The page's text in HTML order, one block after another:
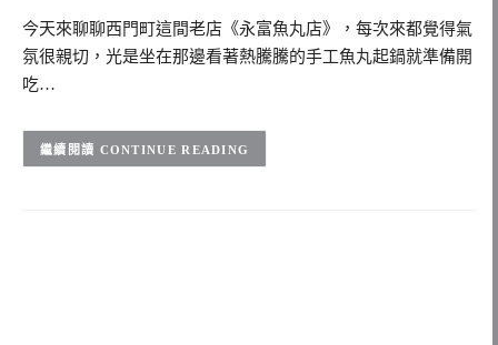
今天來聊聊西門町這間老店《永富魚丸店》，每次來都覺得氣
氛很親切，光是坐在那邊看著熱騰騰的手工魚丸起鍋就準備開
吃…
CONTINUE READING